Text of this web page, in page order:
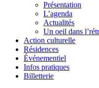
Présentation
L’agenda
Actualités
Un oeil dans
Action culturelle
Résidences
Événementiel
Infos pratiques
Billetterie